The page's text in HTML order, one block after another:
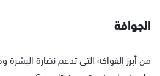
الجوافة
من أبرز الفواكه التي تدعم نضارة